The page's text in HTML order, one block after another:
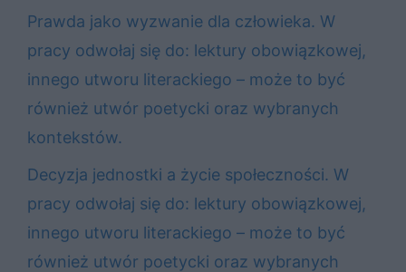
Prawda jako wyzwanie dla człowieka. W
pracy odwołaj się do: lektury obowiązkowej,
innego utworu literackiego – może to być
również utwór poetycki oraz wybranych
kontekstów.
Decyzja jednostki a życie społeczności. W
pracy odwołaj się do: lektury obowiązkowej,
innego utworu literackiego – może to być
również utwór poetycki oraz wybranych